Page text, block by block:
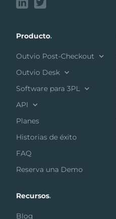
Producto.
Outvio Post-Checkout
Outvio Desk
Software para 3PL
API
Planes
Historias de éxito
FAQ
Reserva una Demo
Recursos.
Blog